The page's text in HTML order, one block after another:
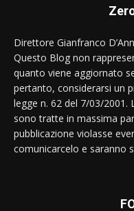
Direttore Gianfranco
Questo Blog non
quanto viene aggiornato
pertanto, considerarsi un
legge n. 62 del 7/03/
sono tratte in massima
pubblicazione violasse
comunicarcelo e saranno